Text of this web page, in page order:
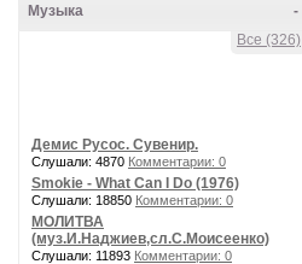
-
Музыка
Все (326)
Демис Русос. Сувенир.
Слушали: 4870 Комментарии: 0
Smokie - What Can I Do (1976)
Слушали: 18850 Комментарии: 0
МОЛИТВА
(муз.И.Наджиев,сл.С.Моисеенко)
Слушали: 11893 Комментарии: 0